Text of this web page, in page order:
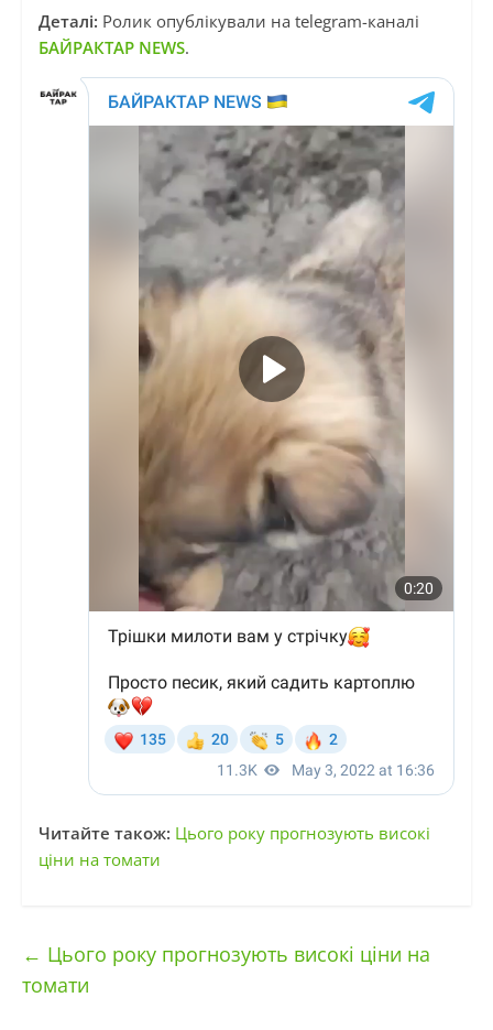
Деталі: Ролик опублікували на telegram-каналі
БАЙРАКТАР NEWS.
Читайте також: Цього року прогнозують високі
ціни на томати
← Цього року прогнозують високі ціни на
томати